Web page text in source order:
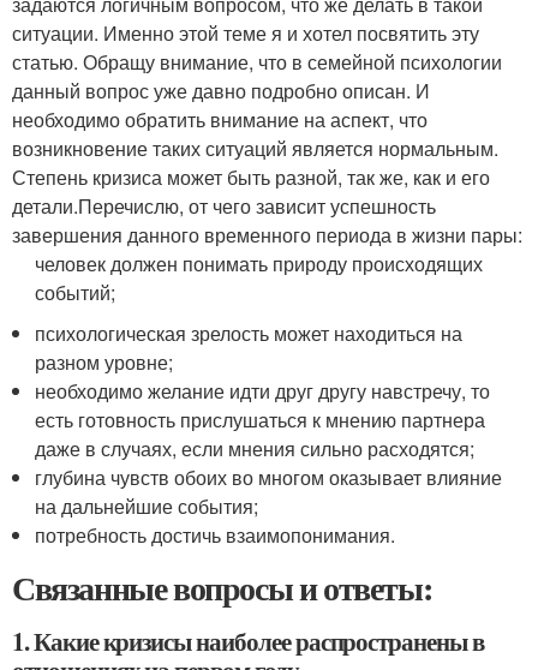
ситуации. Именно этой теме я и хотел посвятить эту
статью. Обращу внимание, что в семейной психологии
данный вопрос уже давно подробно описан. И
необходимо обратить внимание на аспект, что
возникновение таких ситуаций является нормальным.
Степень кризиса может быть разной, так же, как и его
детали.Перечислю, от чего зависит успешность
завершения данного временного периода в жизни пары:
человек должен понимать природу происходящих
событий;
психологическая зрелость может находиться на
разном уровне;
необходимо желание идти друг другу навстречу, то
есть готовность прислушаться к мнению партнера
даже в случаях, если мнения сильно расходятся;
глубина чувств обоих во многом оказывает влияние
на дальнейшие события;
потребность достичь взаимопонимания.
Связанные вопросы и ответы:
1. Какие кризисы наиболее распространены в